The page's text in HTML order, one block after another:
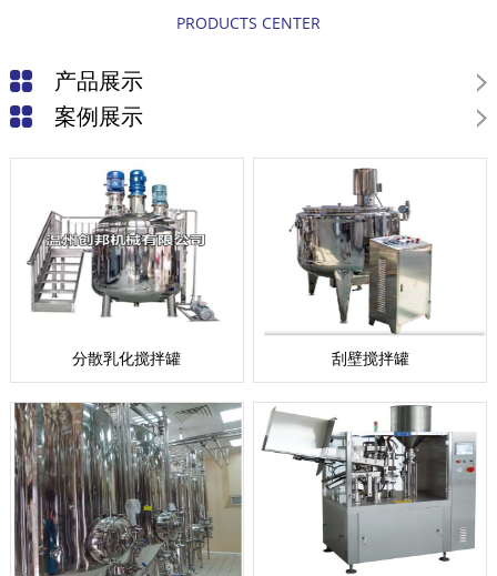
PRODUCTS CENTER
产品展示
案例展示
分散乳化搅拌罐 刮壁搅拌罐